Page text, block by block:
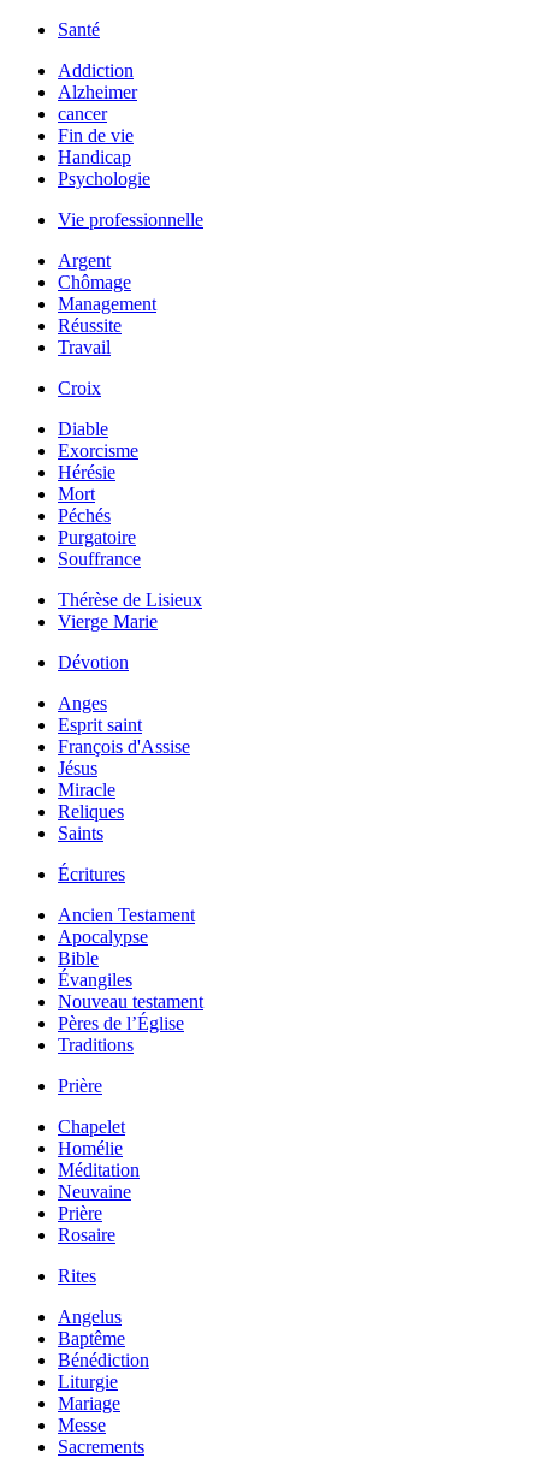
Santé
Addiction
Alzheimer
cancer
Fin de vie
Handicap
Psychologie
Vie professionnelle
Argent
Chômage
Management
Réussite
Travail
Croix
Diable
Exorcisme
Hérésie
Mort
Péchés
Purgatoire
Souffrance
Thérèse de Lisieux
Vierge Marie
Dévotion
Anges
Esprit saint
François d'Assise
Jésus
Miracle
Reliques
Saints
Écritures
Ancien Testament
Apocalypse
Bible
Évangiles
Nouveau testament
Pères de l’Église
Traditions
Prière
Chapelet
Homélie
Méditation
Neuvaine
Prière
Rosaire
Rites
Angelus
Baptême
Bénédiction
Liturgie
Mariage
Messe
Sacrements